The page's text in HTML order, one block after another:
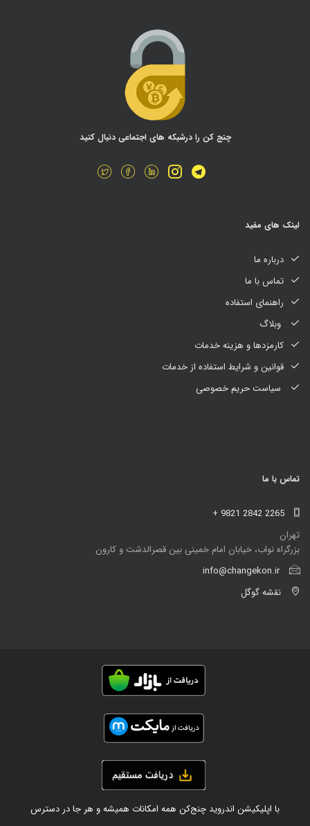
چنج کن را درشبکه های اجتماعی دنبال کنید
لینک های مفید
درباره ما
تماس با ما
راهنمای استفاده
کارمزدها و هزینه خدمات
قوانین و شرایط استفاده از خدمات
تماس با ما
+ 9821 2842 2265
تهران
بزرگراه نواب، خیابان امام خمینی بین قصرالدشت و کارون
info@changekon.ir
با اپلیکیشن اندروید چنج‌کن همه امکانات همیشه و هر جا در دسترس